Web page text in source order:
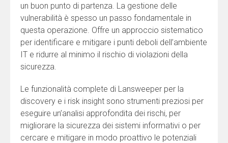
un buon punto di partenza. La gestione delle
vulnerabilità è spesso un passo fondamentale in
questa operazione. Offre un approccio sistematico
per identificare e mitigare i punti deboli dell’ambiente
IT e ridurre al minimo il rischio di violazioni della
sicurezza.
Le funzionalità complete di Lansweeper per la
discovery e i risk insight sono strumenti preziosi per
eseguire un’analisi approfondita dei rischi, per
migliorare la sicurezza dei sistemi informativi o per
cercare e mitigare in modo proattivo le potenziali